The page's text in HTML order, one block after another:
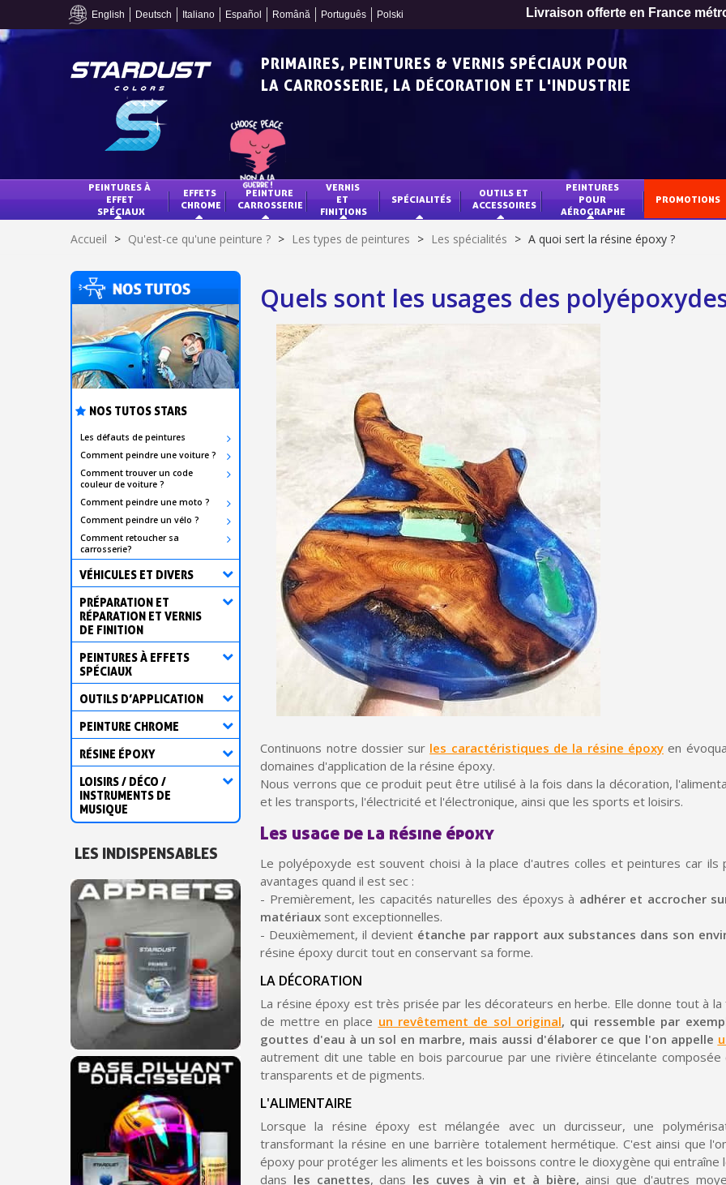
English Deutsch Italiano Español Română Português Polski Livraison offerte en France
Inscription à la
Livraison sous 24
Livraison offerte en France
Paiement en 4x sans
Gagnez des points de
Livraison sous 24
Réduction de 5€ sur la
10€ de bon d'achat
Inscription à la
Livraison sous 24
Livraison offerte en France
Paiement en 4x sans
Votre devis en ligne
Partagez vos créations et
Gagnez des points de
Retour produits
PRIMAIRES, PEINTURES & VERNIS SPÉCIAUX POUR
LA CARROSSERIE, LA DÉCORATION ET L'INDUSTRIE
PEINTURES À
EFFET
SPÉCIAUX
EFFETS
CHROME
PEINTURE
CARROSSERIE
VERNIS
ET
FINITIONS
SPÉCIALITÉS
OUTILS ET
ACCESSOIRES
PEINTURES
POUR
AÉROGRAPHE
PROMOTIONS
Accueil > Qu'est-ce qu'une peinture ? > Les types de peintures > Les spécialités > A quoi sert la résine époxy ?
NOS TUTOS STARS
Les défauts de peintures
Comment peindre une voiture ?
Comment trouver un code
couleur de voiture ?
Comment peindre une moto ?
Comment peindre un vélo ?
Comment retoucher sa
carrosserie?
VÉHICULES ET DIVERS
PRÉPARATION ET
RÉPARATION ET VERNIS
DE FINITION
PEINTURES À EFFETS
SPÉCIAUX
OUTILS D’APPLICATION
PEINTURE CHROME
RÉSINE ÉPOXY
LOISIRS / DÉCO /
INSTRUMENTS DE
MUSIQUE
LES INDISPENSABLES
Quels sont les usages des
Continuons notre dossier sur les caractéristiques de la résine époxyen
domaines d'application de la résine époxy.
Nous verrons que ce produit peut être utilisé à la fois dans la décoration,
et les transports, l'électricité et l'électronique, ainsi que les sports et loisirs.
Les usage de la résine époxy
Le polyépoxyde est souvent choisi à la place d'autres colles et peintures car ils
avantages quand il est sec :
- Premièrement, les capacités naturelles des époxys à adhérer et accrocher
matériaux sont exceptionnelles.
- Deuxièmement, il devient étanche par rapport aux substances dans son
résine époxy durcit tout en conservant sa forme.
LA DÉCORATION
La résine époxy est très prisée par les décorateurs en herbe. Elle donne tout à la
de mettre en place un revêtement de sol original, qui ressemble par
gouttes d'eau à un sol en marbre, mais aussi d'élaborer ce que l'on appelle
autrement dit une table en bois parcourue par une rivière étincelante
transparents et de pigments.
L'ALIMENTAIRE
Lorsque la résine époxy est mélangée avec un durcisseur, une
transformant la résine en une barrière totalement hermétique. C'est ainsi que
époxy pour protéger les aliments et les boissons contre le dioxygène qui entraîne
dans les canettes, dans les cuves à vin et à bière, ainsi que d'autres